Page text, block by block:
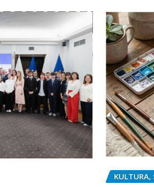
KULTURA,